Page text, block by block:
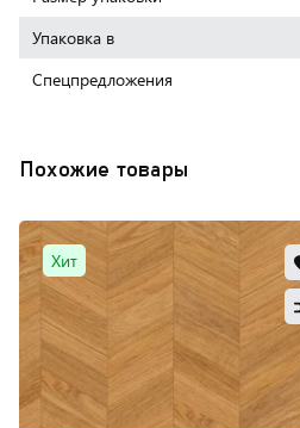
Упаковка в
Cпецпредложения
Похожие товары
Хит